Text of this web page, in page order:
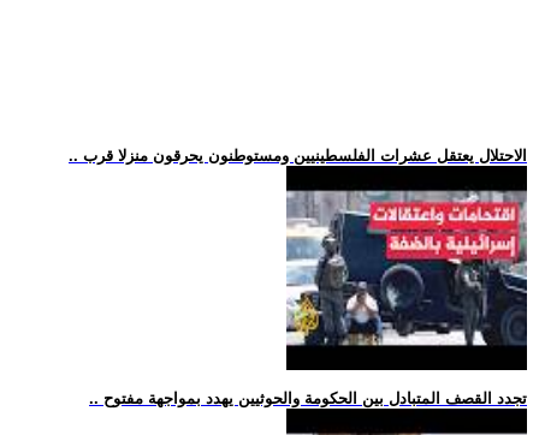
.. الاحتلال يعتقل عشرات الفلسطينيين ومستوطنون يحرقون منزلا قرب
.. تجدد القصف المتبادل بين الحكومة والحوثيين يهدد بمواجهة مفتوح